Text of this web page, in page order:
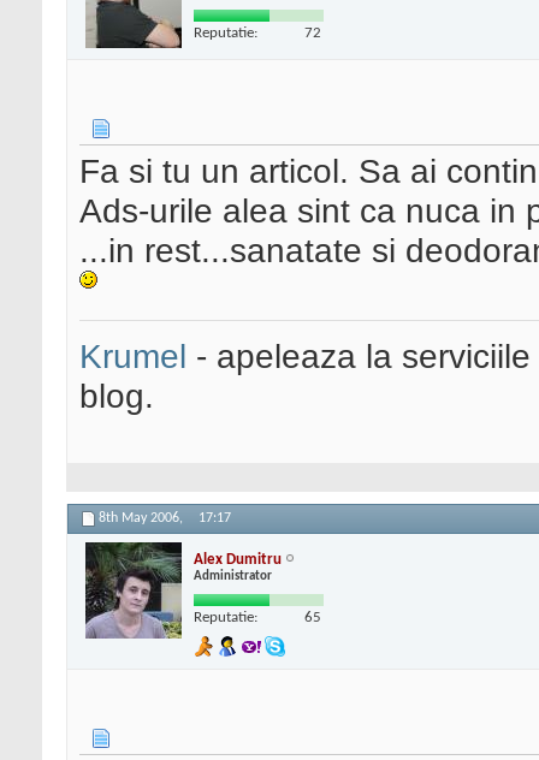
Reputatie: 72
Fa si tu un articol. Sa ai
Ads-urile alea sint ca nuca in
...in rest...sanatate si
Krumel - apeleaza la
blog.
8th May 2006, 17:17
Alex Dumitru
Administrator
Reputatie: 65